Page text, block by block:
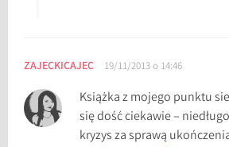
ZAJECKICAJEC 19/11/2013 o 14:46
Książka z mojego punktu
się dość ciekawie –
kryzys za sprawą